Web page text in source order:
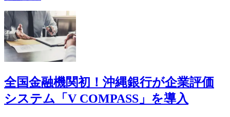
全国金融機関初！沖縄銀行が企業評価
システム「V COMPASS」を導入